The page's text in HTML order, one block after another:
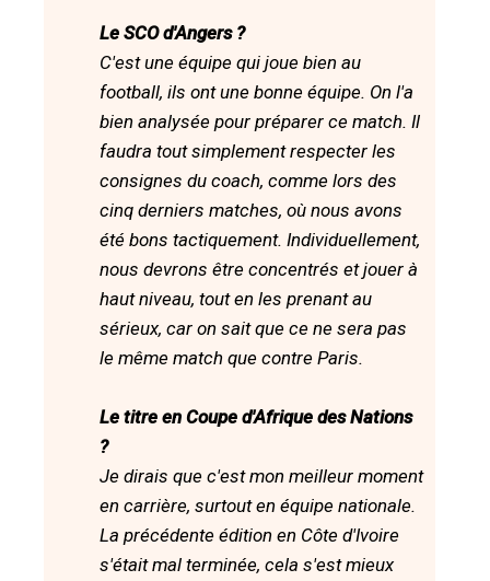
Le SCO d'Angers ?
C'est une équipe qui joue bien au
football, ils ont une bonne équipe. On l'a
bien analysée pour préparer ce match. Il
faudra tout simplement respecter les
consignes du coach, comme lors des
cinq derniers matches, où nous avons
été bons tactiquement. Individuellement,
nous devrons être concentrés et jouer à
haut niveau, tout en les prenant au
sérieux, car on sait que ce ne sera pas
le même match que contre Paris.
Le titre en Coupe d'Afrique des Nations
?
Je dirais que c'est mon meilleur moment
en carrière, surtout en équipe nationale.
La précédente édition en Côte d'Ivoire
s'était mal terminée, cela s'est mieux